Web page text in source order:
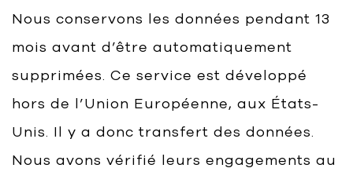
Nous conservons les données pendant 13
mois avant d’être automatiquement
supprimées. Ce service est développé
hors de l’Union Européenne, aux États-
Unis. Il y a donc transfert des données.
Nous avons vérifié leurs engagements au